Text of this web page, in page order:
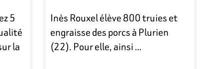
5
la
Inès Rouxel élève 800 truies et
engraisse des porcs à Plurien
(22). Pour elle, ainsi …